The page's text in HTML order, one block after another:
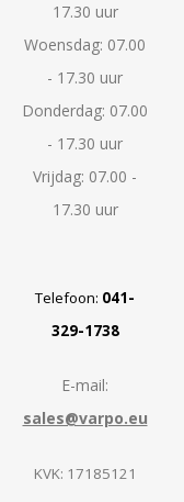
17.30 uur
Woensdag: 07.00
- 17.30 uur
Donderdag: 07.00
- 17.30 uur
Vrijdag: 07.00 -
17.30 uur
Telefoon: 041-
329-1738
E-mail:
sales@varpo.eu
KVK: 17185121